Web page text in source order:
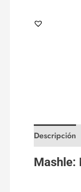
Descripción
Mashle: